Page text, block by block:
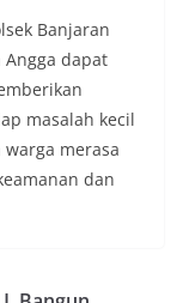
Banjaran
dapat
masalah kecil
merasa
dan